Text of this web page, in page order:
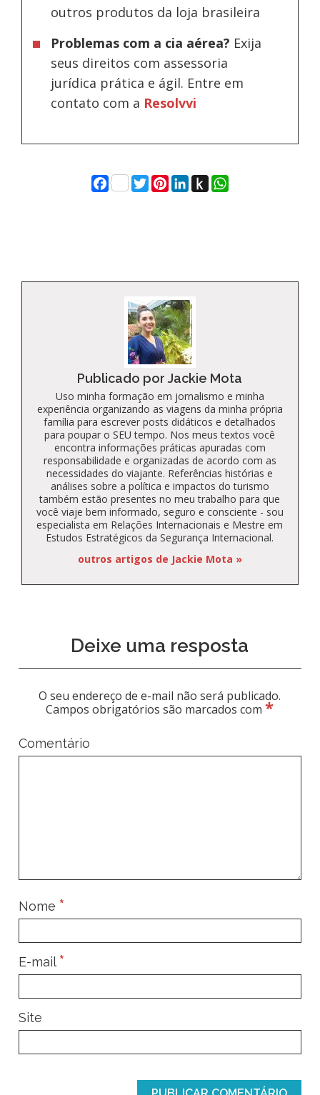
outros produtos da loja brasileira
Problemas com a cia aérea? Exija
seus direitos com assessoria
jurídica prática e ágil. Entre em
contato com a Resolvvi
Facebook
Twitter
Pinterest
LinkedIn
Push
to
WhatsApp
Publicado por Jackie Mota
Uso minha formação em jornalismo e minha
experiência organizando as viagens da minha própria
família para escrever posts didáticos e detalhados
para poupar o SEU tempo. Nos meus textos você
encontra informações práticas apuradas com
responsabilidade e organizadas de acordo com as
necessidades do viajante. Referências histórias e
análises sobre a política e impactos do turismo
também estão presentes no meu trabalho para que
você viaje bem informado, seguro e consciente - sou
especialista em Relações Internacionais e Mestre em
Estudos Estratégicos da Segurança Internacional.
outros artigos de Jackie Mota »
Deixe uma resposta
O seu endereço de e-mail não será publicado.
Campos obrigatórios são marcados com*
Comentário
Nome *
E-mail*
Site